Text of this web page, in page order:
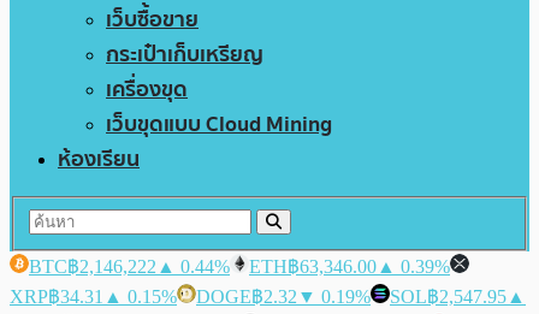
เว็บซื้อขาย
กระเป๋าเก็บเหรียญ
เครื่องขุด
เว็บขุดแบบ Cloud Mining
ห้องเรียน
BTC฿2,146,222 ▲ 0.44% ETH฿63,346.00 ▲ 0.39%
XRP฿34.31 ▲ 0.15% DOGE฿2.32 ▼ 0.19% SOL฿2,547.95 ▲